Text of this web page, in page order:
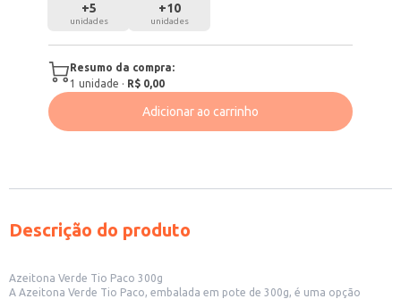
+5
unidades
+10
unidades
Resumo da compra:
1 unidade · R$ 0,00
Adicionar ao carrinho
Descrição do produto
Azeitona Verde Tio Paco 300g
A Azeitona Verde Tio Paco, embalada em pote de 300g, é uma opção